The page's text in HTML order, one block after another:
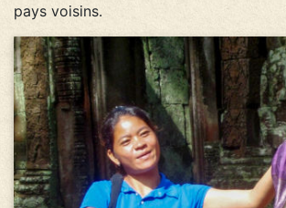
pays voisins.